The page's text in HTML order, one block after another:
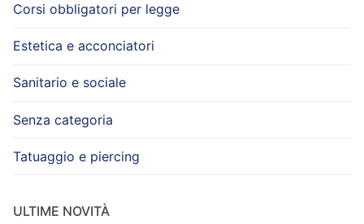
Corsi obbligatori per legge
Estetica e acconciatori
Sanitario e sociale
Senza categoria
Tatuaggio e piercing
ULTIME NOVITÀ